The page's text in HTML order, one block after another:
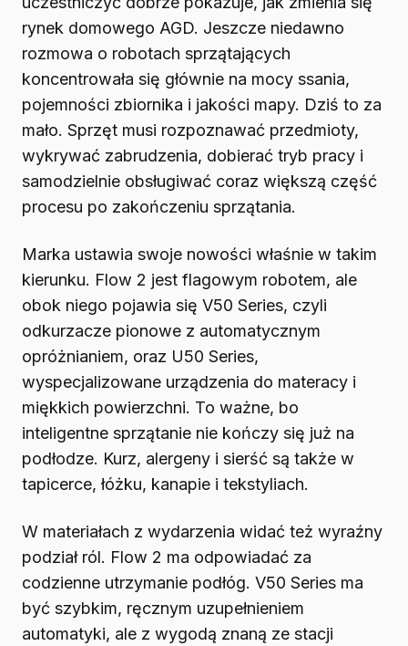
rynek domowego AGD. Jeszcze niedawno
rozmowa o robotach sprzątających
koncentrowała się głównie na mocy ssania,
pojemności zbiornika i jakości mapy. Dziś to za
mało. Sprzęt musi rozpoznawać przedmioty,
wykrywać zabrudzenia, dobierać tryb pracy i
samodzielnie obsługiwać coraz większą część
procesu po zakończeniu sprzątania.
Marka ustawia swoje nowości właśnie w takim
kierunku. Flow 2 jest flagowym robotem, ale
obok niego pojawia się V50 Series, czyli
odkurzacze pionowe z automatycznym
opróżnianiem, oraz U50 Series,
wyspecjalizowane urządzenia do materacy i
miękkich powierzchni. To ważne, bo
inteligentne sprzątanie nie kończy się już na
podłodze. Kurz, alergeny i sierść są także w
tapicerce, łóżku, kanapie i tekstyliach.
W materiałach z wydarzenia widać też wyraźny
podział ról. Flow 2 ma odpowiadać za
codzienne utrzymanie podłóg. V50 Series ma
być szybkim, ręcznym uzupełnieniem
automatyki, ale z wygodą znaną ze stacji